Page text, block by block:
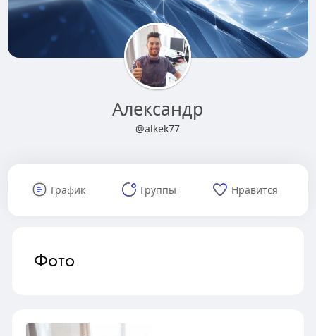
Александр
@alkek77
График Группы Нравится
Фото